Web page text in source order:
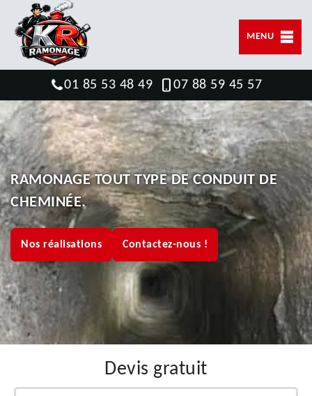
MENU
01 85 53 48 49 07 88 59 45 57
RAMONAGE TOUT TYPE DE CONDUIT DE
CHEMINÉE.
Nos réalisations Contactez-nous !
Devis gratuit